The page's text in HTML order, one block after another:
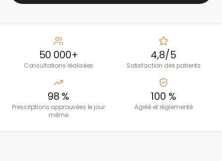
50 000+
Consultations réalisées
4,8/5
Satisfaction des patients
98 %
Prescriptions approuvées le jour
même
100 %
Agréé et réglementé